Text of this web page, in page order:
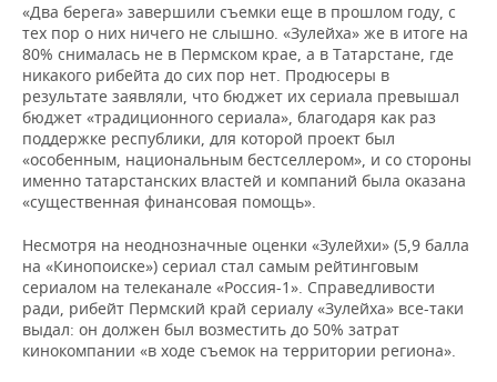
«Два берега» завершили съемки еще в прошлом году, с
тех пор о них ничего не слышно. «Зулейха» же в итоге на
80% снималась не в Пермском крае, а в Татарстане, где
никакого рибейта до сих пор нет. Продюсеры в
результате заявляли, что бюджет их сериала превышал
бюджет «традиционного сериала», благодаря как раз
поддержке республики, для которой проект был
«особенным, национальным бестселлером», и со стороны
именно татарстанских властей и компаний была оказана
«существенная финансовая помощь».
Несмотря на неоднозначные оценки «Зулейхи» (5,9 балла
на «Кинопоиске») сериал стал самым рейтинговым
сериалом на телеканале «Россия-1». Справедливости
ради, рибейт Пермский край сериалу «Зулейха» все-таки
выдал: он должен был возместить до 50% затрат
кинокомпании «в ходе съемок на территории региона».